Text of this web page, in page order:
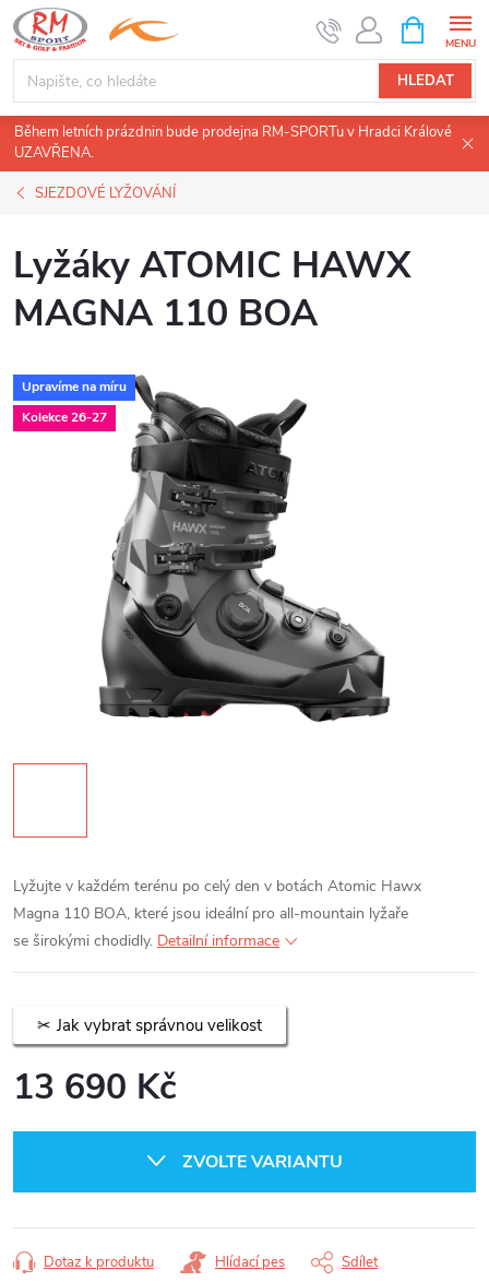
Přejít
na
obsah
HLEDAT
NÁKUPNÍ
KOŠÍK
Během letních prázdnin bude prodejna RM-SPORTu v Hradci Králové
UZAVŘENA.
SJEZDOVÉ LYŽOVÁNÍ
Lyžáky ATOMIC HAWX
MAGNA 110 BOA
Upravíme na míru
Kolekce 26-27
Lyžujte v každém terénu po celý den v botách Atomic Hawx
Magna 110 BOA, které jsou ideální pro all-mountain lyžaře
se širokými chodidly. Detailní informace
Jak vybrat správnou velikost
13 690 Kč
ZVOLTE VARIANTU
Dotaz k produktu Hlídací pes Sdílet